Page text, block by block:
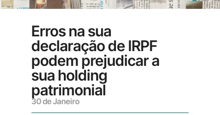
Erros na sua
declaração de IRPF
podem prejudicar a
sua holding
patrimonial
30 de Janeiro